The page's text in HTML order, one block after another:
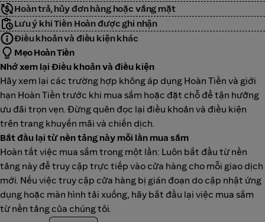
Hoàn trả, hủy đơn hàng hoặc vắng mặt
Lưu ý khi Tiền Hoàn được ghi nhận
Điều khoản và điều kiện khác
Mẹo Hoàn Tiền
Nhớ xem lại Điều khoản và điều kiện
Hãy xem lại các trường hợp không áp dụng Hoàn Tiền và giới
hạn Hoàn Tiền trước khi mua sắm hoặc đặt chỗ để tận hưởng
ưu đãi trọn vẹn. Đừng quên đọc lại điều khoản và điều kiện
trên trang khuyến mãi và chiến dịch.
Bắt đầu lại từ nền tảng này mỗi lần mua sắm
Hoàn tất việc mua sắm trong một lần: Luôn bắt đầu từ nền
tảng này để truy cập trực tiếp vào cửa hàng cho mỗi giao dịch
mới. Nếu việc truy cập cửa hàng bị gián đoạn do cập nhật ứng
dụng hoặc màn hình tải xuống, hãy bắt đầu lại việc mua sắm
từ nền tảng của chúng tôi.